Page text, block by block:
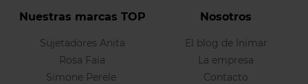
Nuestras marcas TOP
Sujetadores Anita
Rosa Faia
Simone Perele
Nosotros
El blog de Inimar
La empresa
Contacto